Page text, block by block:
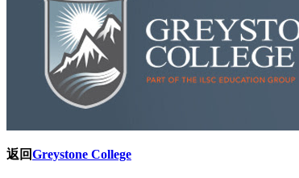
返回Greystone College